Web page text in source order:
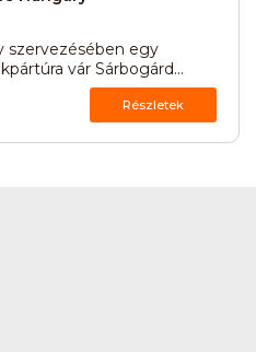
szervezésében egy
vár Sárbogárd...
Részletek